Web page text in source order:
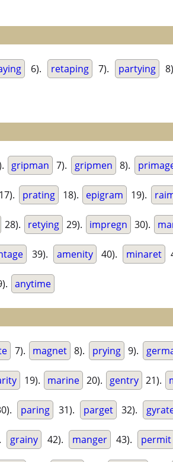
6). retaping 7). partying
gripman 7). gripmen 8).
17). prating 18). epigram 19).
28). retying 29). impregn 30).
39). amenity 40). minaret
anytime
7). magnet 8). prying 9).
19). marine 20). gentry 21).
paring 31). parget 32).
grainy 42). manger 43). permit